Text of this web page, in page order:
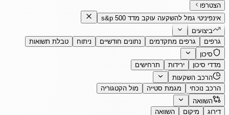
הצטרפו
אינפיניטי גמל להשקעה עוקב מדד s&p 500
ביצועים
גרפים
גרפים מתקדמים נתונים חודשיים ניתוח
טבלת תשואות
סיכון
מדדי סיכון
ירידות
תרחישים
הרכב השקעות
הרכב נוכחי
מגמת סטייה
מול הקטגוריה
השוואה
דירוג
מיקום
השוואה